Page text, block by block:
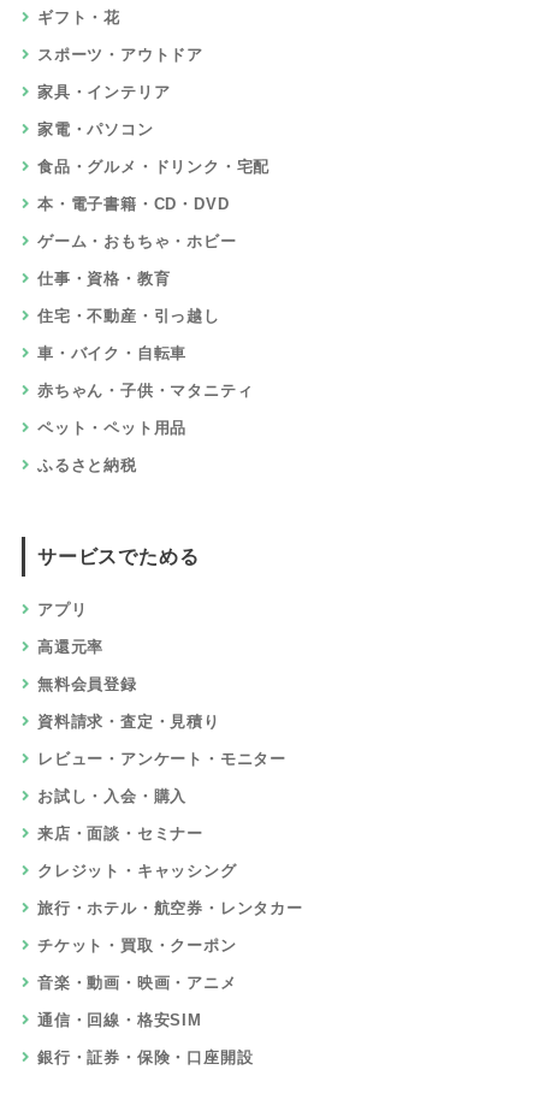
ギフト・花
スポーツ・アウトドア
家具・インテリア
家電・パソコン
食品・グルメ・ドリンク・宅配
本・電子書籍・CD・DVD
ゲーム・おもちゃ・ホビー
仕事・資格・教育
住宅・不動産・引っ越し
車・バイク・自転車
赤ちゃん・子供・マタニティ
ペット・ペット用品
ふるさと納税
サービスでためる
アプリ
高還元率
無料会員登録
資料請求・査定・見積り
レビュー・アンケート・モニター
お試し・入会・購入
来店・面談・セミナー
クレジット・キャッシング
旅行・ホテル・航空券・レンタカー
チケット・買取・クーポン
音楽・動画・映画・アニメ
通信・回線・格安SIM
銀行・証券・保険・口座開設